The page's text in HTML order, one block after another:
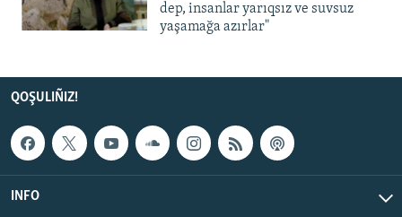
dep, insanlar yarıqsız ve suvsuz
yaşamağa azırlar"
QOŞULIÑIZ!
INFO